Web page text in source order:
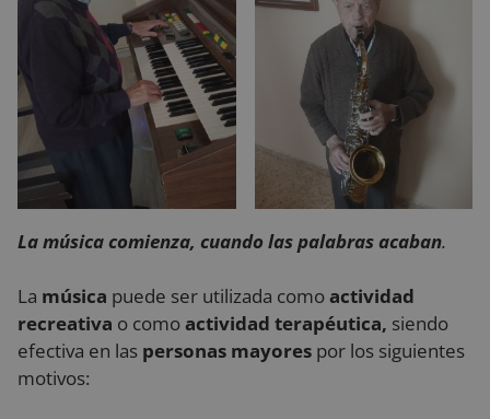
La música comienza, cuando las palabras acaban.
La música puede ser utilizada comoactividad
recreativa o comoactividad terapéutica, siendo
efectiva en las personas mayores por los siguientes
motivos: